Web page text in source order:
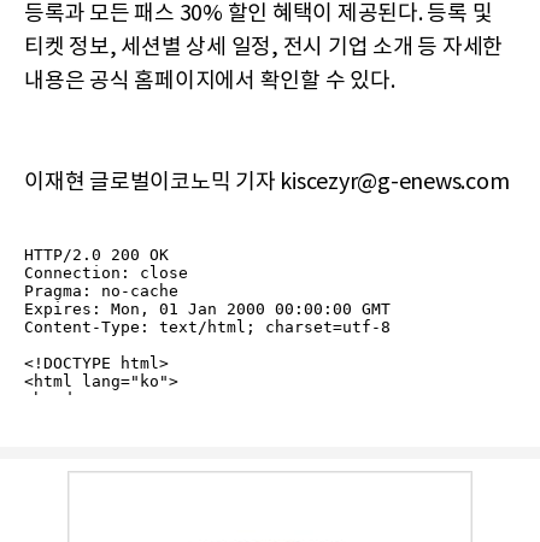
등록과 모든 패스 30% 할인 혜택이 제공된다. 등록 및
티켓 정보, 세션별 상세 일정, 전시 기업 소개 등 자세한
내용은 공식 홈페이지에서 확인할 수 있다.
이재현 글로벌이코노믹 기자 kiscezyr@g-enews.com